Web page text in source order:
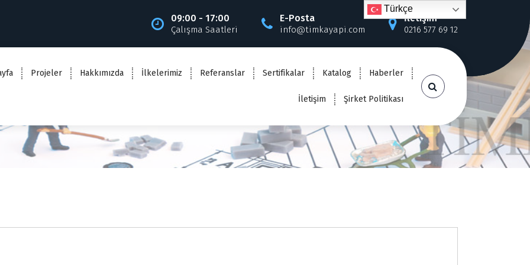
09:00 - 17:00
Çalışma Saatleri
E-Posta
info@timkayapi.com
İletişim
0216 577 69 12
Projeler Hakkımızda İlkelerimiz Referanslar Sertifikalar Katalog Haberler
İletişim Şirket Politikası
Türkçe